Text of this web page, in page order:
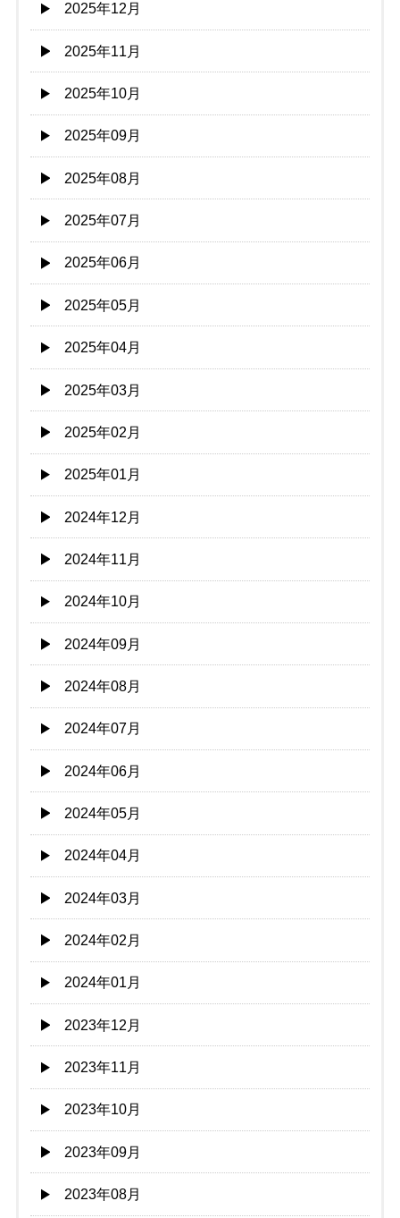
2025年12月
2025年11月
2025年10月
2025年09月
2025年08月
2025年07月
2025年06月
2025年05月
2025年04月
2025年03月
2025年02月
2025年01月
2024年12月
2024年11月
2024年10月
2024年09月
2024年08月
2024年07月
2024年06月
2024年05月
2024年04月
2024年03月
2024年02月
2024年01月
2023年12月
2023年11月
2023年10月
2023年09月
2023年08月